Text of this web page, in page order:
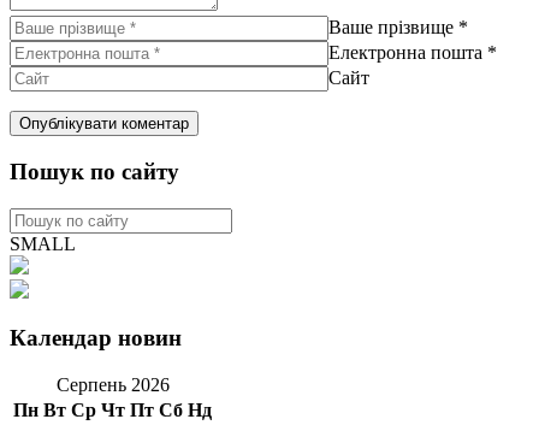
Ваше прізвище *
Електронна пошта *
Сайт
Пошук по сайту
SMALL
Календар новин
Серпень 2026
Пн Вт Ср Чт Пт Сб Нд